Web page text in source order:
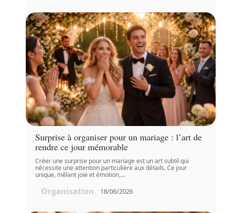
Surprise à organiser pour un mariage : l’art de
rendre ce jour mémorable
Créer une surprise pour un mariage est un art subtil qui
nécessite une attention particulière aux détails. Ce jour
unique, mêlant joie et émotion,…
Organisation 18/06/2026